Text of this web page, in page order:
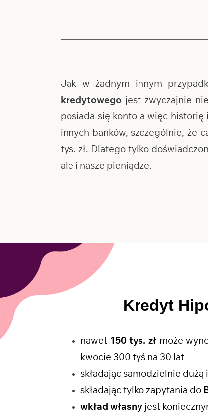
Jak w żadnym innym
kredytowego jest zwyczajnie
posiada się konto a więc
innych banków, szczególnie, że
tys. zł. Dlatego tylko
ale i nasze pieniądze.
Kredyt
nawet 150 tys. zł może
kwocie 300 tyś na 30 lat
składając samodzielnie
składając tylko zapytania do
wkład własny jest